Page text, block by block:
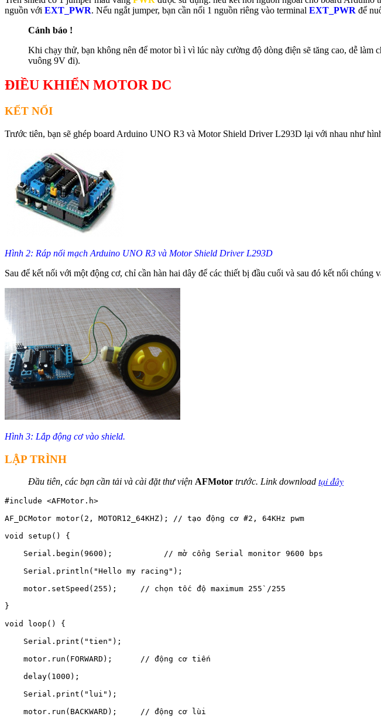
nguồn với EXT_PWR. Nếu ngắt jumper, bạn cần nối 1 nguồn riêng vào terminal EXT_PWR để
Cảnh báo !
Khi chạy thử, bạn không nên để motor bì ì vì lúc này cường độ dòng điện sẽ tăng cao, dễ
vuông 9V đi).
ĐIỀU KHIỂN MOTOR DC
KẾT NỐI
Trước tiên, bạn sẽ ghép board Arduino UNO R3 và Motor Shield Driver L293D lại với nhau như
Hình 2: Ráp nối mạch Arduino UNO R3 và Motor Shield Driver L293D
Sau để kết nối với một động cơ, chỉ cần hàn hai dây để các thiết bị đầu cuối và sau đó kết nối chúng
Hình 3: Lắp động cơ vào shield.
LẬP TRÌNH
Đầu tiên, các bạn cần tải và cài đặt thư viện AFMotor trước. Link download tại đây
#include <AFMotor.h>
AF_DCMotor motor(2, MOTOR12_64KHZ); // tạo động cơ #2, 64KHz pwm
void setup() {
    Serial.begin(9600);           // mở cổng Serial monitor 9600 bps
    Serial.println("Hello my racing");
    motor.setSpeed(255);     // chọn tốc độ maximum 255`/255
}
void loop() {
    Serial.print("tien");
    motor.run(FORWARD);      // động cơ tiến
    delay(1000);
    Serial.print("lui");
    motor.run(BACKWARD);     // động cơ lùi